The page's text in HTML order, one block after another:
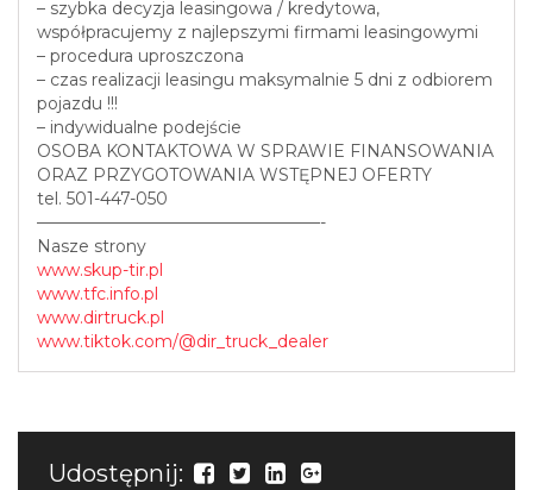
– szybka decyzja leasingowa / kredytowa,
współpracujemy z najlepszymi firmami leasingowymi
– procedura uproszczona
– czas realizacji leasingu maksymalnie 5 dni z odbiorem
pojazdu !!!
– indywidualne podejście
OSOBA KONTAKTOWA W SPRAWIE FINANSOWANIA
ORAZ PRZYGOTOWANIA WSTĘPNEJ OFERTY
tel. 501-447-050
—————————————————-
Nasze strony
www.skup-tir.pl
www.tfc.info.pl
www.dirtruck.pl
www.tiktok.com/@dir_truck_dealer
Udostępnij: